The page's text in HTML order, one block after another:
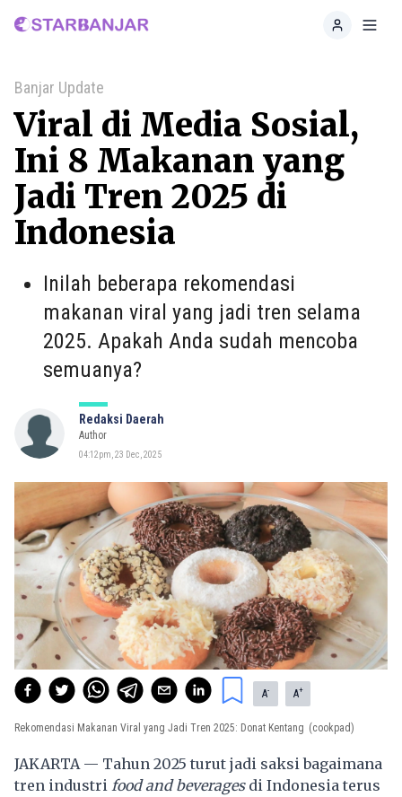
Home
Banjar Update
Viral di Media Sosial,
Ini 8 Makanan yang
Jadi Tren 2025 di
Indonesia
Inilah beberapa rekomendasi
makanan viral yang jadi tren selama
2025. Apakah Anda sudah mencoba
semuanya?
Redaksi Daerah
Author
04:12pm, 23 Dec, 2025
A- A+
Rekomendasi Makanan Viral yang Jadi Tren 2025: Donat Kentang (cookpad)
JAKARTA — Tahun 2025 turut jadi saksi bagaimana
tren industri food and beveragesdi Indonesia terus